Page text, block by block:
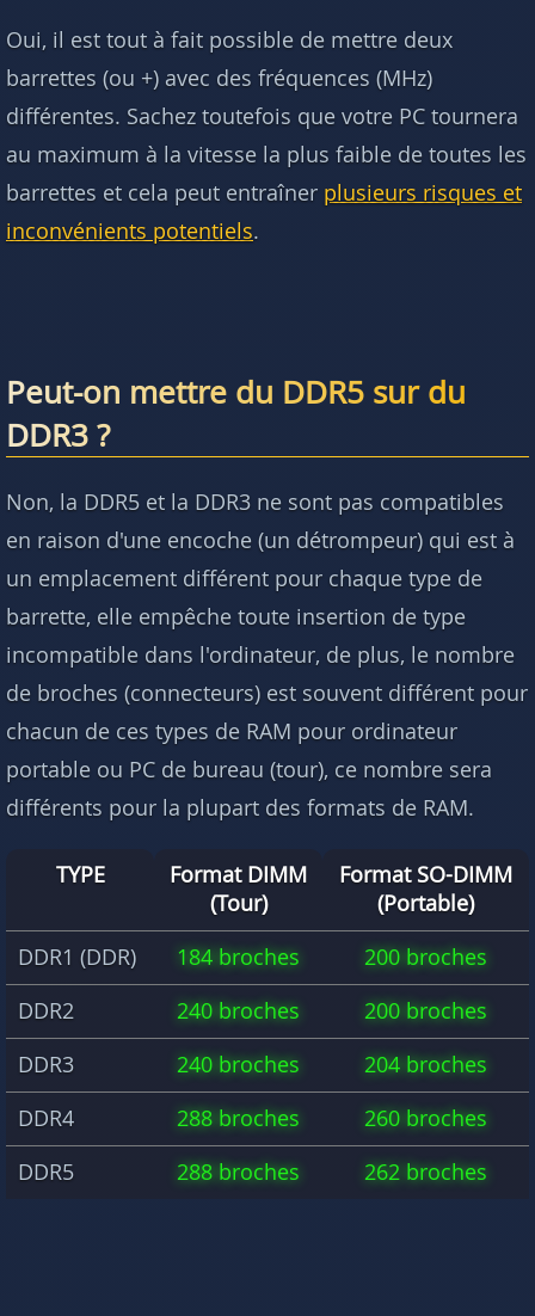
Oui, il est tout à fait possible de mettre deux
barrettes (ou +) avec des fréquences (MHz)
différentes. Sachez toutefois que votre PC tournera
au maximum à la vitesse la plus faible de toutes les
barrettes et cela peut entraîner plusieurs risques et
inconvénients potentiels.
Peut-on mettre du DDR5 sur du
DDR3 ?
Non, la DDR5 et la DDR3 ne sont pas compatibles
en raison d'une encoche (un détrompeur) qui est à
un emplacement différent pour chaque type de
barrette, elle empêche toute insertion de type
incompatible dans l'ordinateur, de plus, le nombre
de broches (connecteurs) est souvent différent pour
chacun de ces types de RAM pour ordinateur
portable ou PC de bureau (tour), ce nombre sera
différents pour la plupart des formats de RAM.
TYPE
Format DIMM
(Tour)
Format SO-DIMM
(Portable)
DDR1 (DDR)
184 broches
200 broches
DDR2
240 broches
200 broches
DDR3
240 broches
204 broches
DDR4
288 broches
260 broches
DDR5
288 broches 262 broches